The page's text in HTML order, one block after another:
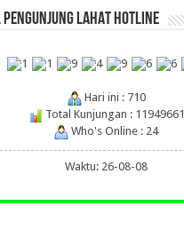
PENGUNJUNG LAHAT HOTLINE
Hari ini : 710
Total Kunjungan : 11949661
Who's Online : 24
Waktu: 26-08-08